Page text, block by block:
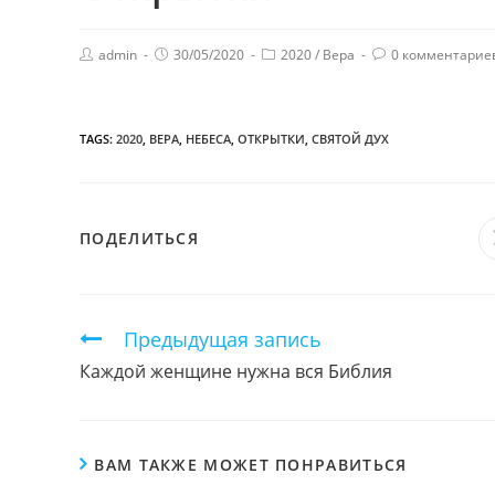
admin 30/05/2020 2020/ Вера 0
TAGS: 2020 ВЕРА НЕБЕСА ОТКРЫТКИ СВЯТОЙ ДУХ
ПОДЕЛИТЬСЯ
Продолжить
чтение
Предыдущая запись
Каждой женщине нужна вся Библия
ВАМ ТАКЖЕ МОЖЕТ ПОНРАВИТЬСЯ